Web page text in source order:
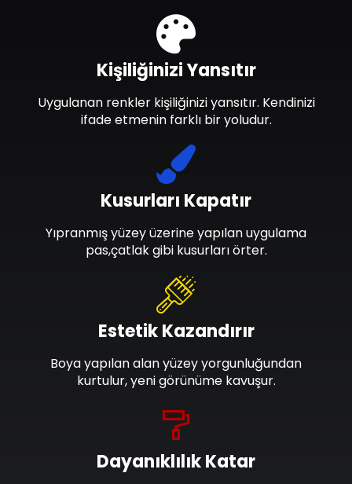
Dayanıklılık Katar
Estetik Kazandırır
Boya yapılan alan yüzey yorgunluğundan
kurtulur, yeni görünüme kavuşur.
Kusurları Kapatır
Yıpranmış yüzey üzerine yapılan uygulama
pas,çatlak gibi kusurları örter.
Kişiliğinizi Yansıtır
Uygulanan renkler kişiliğinizi yansıtır. Kendinizi
ifade etmenin farklı bir yoludur.